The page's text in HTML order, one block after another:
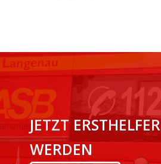
JETZT ERSTHELFER
WERDEN